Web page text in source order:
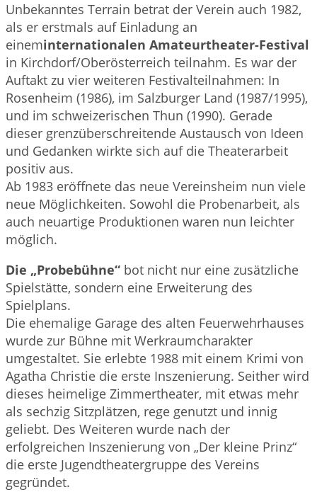
Unbekanntes Terrain betrat der Verein auch 1982,
als er erstmals auf Einladung an
eineminternationalen Amateurtheater-Festival
in Kirchdorf/Oberösterreich teilnahm. Es war der
Auftakt zu vier weiteren Festivalteilnahmen: In
Rosenheim (1986), im Salzburger Land (1987/1995),
und im schweizerischen Thun (1990). Gerade
dieser grenzüberschreitende Austausch von Ideen
und Gedanken wirkte sich auf die Theaterarbeit
positiv aus.
Ab 1983 eröffnete das neue Vereinsheim nun viele
neue Möglichkeiten. Sowohl die Probenarbeit, als
auch neuartige Produktionen waren nun leichter
möglich.
Die „Probebühne“ bot nicht nur eine zusätzliche
Spielstätte, sondern eine Erweiterung des
Spielplans.
Die ehemalige Garage des alten Feuerwehrhauses
wurde zur Bühne mit Werkraumcharakter
umgestaltet. Sie erlebte 1988 mit einem Krimi von
Agatha Christie die erste Inszenierung. Seither wird
dieses heimelige Zimmertheater, mit etwas mehr
als sechzig Sitzplätzen, rege genutzt und innig
geliebt. Des Weiteren wurde nach der
erfolgreichen Inszenierung von „Der kleine Prinz“
die erste Jugendtheatergruppe des Vereins
gegründet.